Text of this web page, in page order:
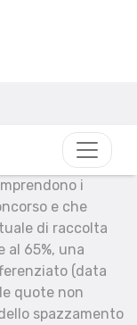
i
e che
di raccolta
al 65%, una
(data
quote non
spazzamento